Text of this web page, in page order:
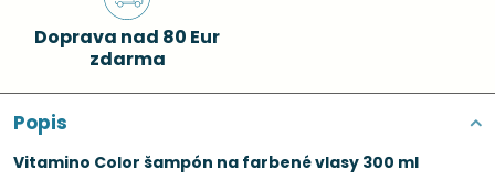
Doprava nad 80 Eur
zdarma
Popis
Vitamino Color šampón na farbené vlasy 300 ml